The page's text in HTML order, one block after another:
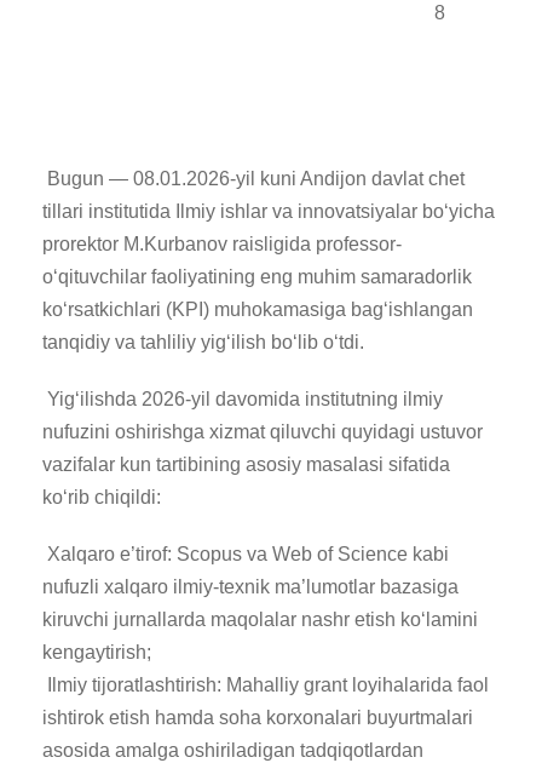
8
Bugun — 08.01.2026-yil kuni Andijon davlat chet
tillari institutida Ilmiy ishlar va innovatsiyalar bo‘yicha
prorektor M.Kurbanov raisligida professor-
o‘qituvchilar faoliyatining eng muhim samaradorlik
ko‘rsatkichlari (KPI) muhokamasiga bag‘ishlangan
tanqidiy va tahliliy yig‘ilish bo‘lib o‘tdi.
​Yig‘ilishda 2026-yil davomida institutning ilmiy
nufuzini oshirishga xizmat qiluvchi quyidagi ustuvor
vazifalar kun tartibining asosiy masalasi sifatida
ko‘rib chiqildi:
​ Xalqaro e’tirof: Scopus va Web of Science kabi
nufuzli xalqaro ilmiy-texnik ma’lumotlar bazasiga
kiruvchi jurnallarda maqolalar nashr etish ko‘lamini
kengaytirish;
Ilmiy tijoratlashtirish: Mahalliy grant loyihalarida faol
ishtirok etish hamda soha korxonalari buyurtmalari
asosida amalga oshiriladigan tadqiqotlardan